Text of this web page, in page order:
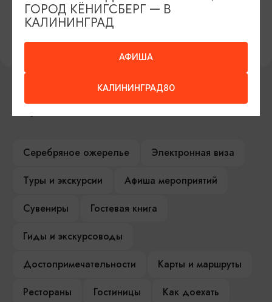
Контактные лица: Анастасия Скребцова: +7 (921) 105 37
ИЩИТЕ ТАКЖЕ НА НАШЕМ САЙТЕ
Серебряное ожерелье
Электронная виза
Туры и экскурсии
Афиша мероприятий
Сувениры
Гостевая книга
Гиды и экскурсоводы
Достопримечательности
Карты и маршруты
Рестораны
Гостиницы
Как доехать
АФИША
КАЛИНИНГРАД80
ГОРОД КЁНИГСБЕРГ — В
КАЛИНИНГРАД